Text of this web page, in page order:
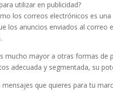
utilizar en publicidad?
los correos electrónicos es
los anuncios enviados al
mucho mayor a otras formas de
adecuada y segmentada, su
que quieres para tu